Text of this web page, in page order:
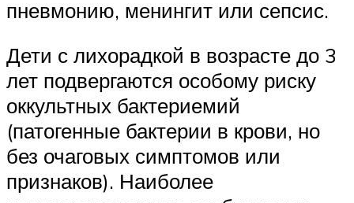
пневмонию, менингит или сепсис.
Дети с лихорадкой в возрасте до 3
лет подвергаются особому риску
оккультных бактериемий
(патогенные бактерии в крови, но
без очаговых симптомов или
признаков). Наиболее